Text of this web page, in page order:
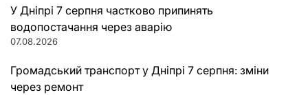
У Дніпрі 7 серпня частково припинять
водопостачання через аварію
07.08.2026
Громадський транспорт у Дніпрі 7 серпня: зміни
через ремонт